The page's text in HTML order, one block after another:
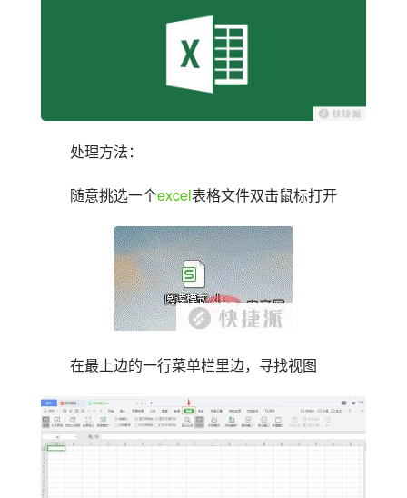
处理方法：
随意挑选一个excel表格文件双击鼠标打开
在最上边的一行菜单栏里边，寻找视图